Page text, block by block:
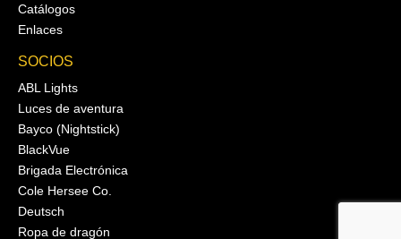
Catálogos
Enlaces
SOCIOS
ABL Lights
Luces de aventura
Bayco (Nightstick)
BlackVue
Brigada Electrónica
Cole Hersee Co.
Deutsch
Ropa de dragón